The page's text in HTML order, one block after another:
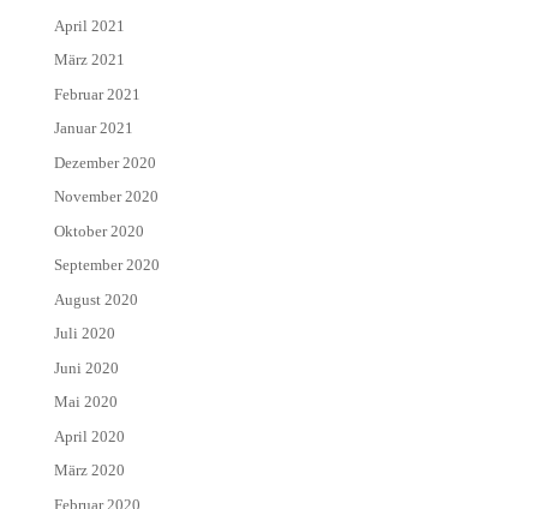
April 2021
März 2021
Februar 2021
Januar 2021
Dezember 2020
November 2020
Oktober 2020
September 2020
August 2020
Juli 2020
Juni 2020
Mai 2020
April 2020
März 2020
Februar 2020